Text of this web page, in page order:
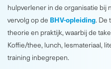
hulpverlener in de organisatie bij
vervolg op de BHV-opleiding. De
theorie en praktijk, waarbij de
Koffie/thee, lunch, lesmateriaal,
training inbegrepen.